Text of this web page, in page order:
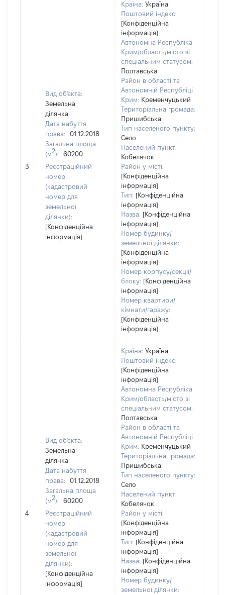
3
Вид об'єкта:
Земельна
ділянка
Дата набуття
права:
01.12.2018
Загальна площа
(м2):
60200
Реєстраційний
номер
(кадастровий
номер для
земельної
ділянки):
[Конфіденційна
інформація]
Країна: Україна
Поштовий індекс:
[Конфіденційна
інформація]
Автономна Республіка
Крим/область/місто зі
спеціальним статусом:
Полтавська
Район в області та
Автономній Республіці
Крим: Кременчуцький
Територіальна громада:
Пришибська
Тип населеного пункту:
Село
Населений пункт:
Кобелячок
Район у місті:
[Конфіденційна
інформація]
Тип: [Конфіденційна
інформація]
Назва: [Конфіденційна
інформація]
Номер будинку/
земельної ділянки:
[Конфіденційна
інформація]
Номер корпусу/секції/
блоку: [Конфіденційна
інформація]
Номер квартири/
кімнати/гаражу:
[Конфіденційна
інформація]
4
Вид об'єкта:
Земельна
ділянка
Дата набуття
права:
01.12.2018
Загальна площа
(м2):
60200
Реєстраційний
номер
(кадастровий
номер для
земельної
ділянки):
[Конфіденційна
інформація]
Країна: Україна
Поштовий індекс:
[Конфіденційна
інформація]
Автономна Республіка
Крим/область/місто зі
спеціальним статусом:
Полтавська
Район в області та
Автономній Республіці
Крим: Кременчуцький
Територіальна громада:
Пришибська
Тип населеного пункту:
Село
Населений пункт:
Кобелячок
Район у місті:
[Конфіденційна
інформація]
Тип: [Конфіденційна
інформація]
Назва: [Конфіденційна
інформація]
Номер будинку/
земельної ділянки: